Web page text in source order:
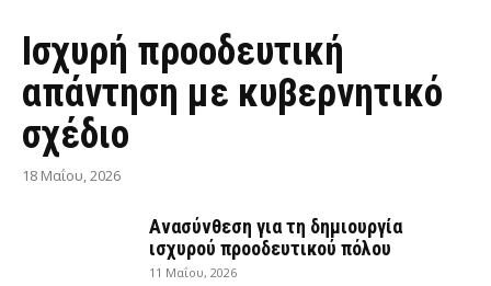
Ισχυρή προοδευτική
απάντηση με κυβερνητικό
σχέδιο
18 Μαΐου, 2026
Ανασύνθεση για τη δημιουργία
ισχυρού προοδευτικού πόλου
11 Μαΐου, 2026